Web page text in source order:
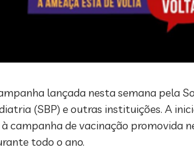
lançada nesta semana pela
(SBP) e outras instituições. A
campanha de vacinação promovida
todo o ano.